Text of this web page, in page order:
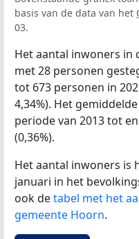
basis van de data van het
03.
Het aantal inwoners in
met 28 personen
tot 673 personen in
4,34%). Het
periode van 2013 tot
(0,36%).
Het aantal inwoners is
januari in het
ook detabel met het
gemeente Hoorn.